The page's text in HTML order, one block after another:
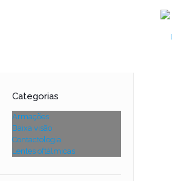
Categorias
Armações
Baixa visão
Contactologia
Lentes oftálmicas